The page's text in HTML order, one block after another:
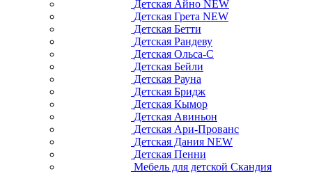
Детская Айно NEW
Детская Грета NEW
Детская Бетти
Детская Рандеву
Детская Ольса-С
Детская Бейли
Детская Рауна
Детская Бридж
Детская Кымор
Детская Авиньон
Детская Ари-Прованс
Детская Дания NEW
Детская Пенни
Мебель для детской Скандия